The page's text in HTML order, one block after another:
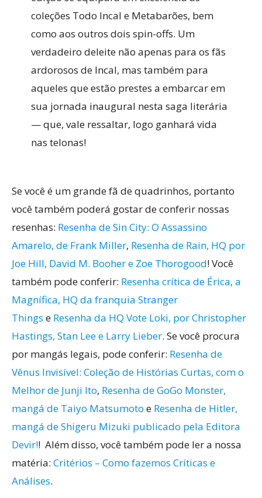
coleções Todo Incal e Metabarões, bem
como aos outros dois spin-offs. Um
verdadeiro deleite não apenas para os fãs
ardorosos de Incal, mas também para
aqueles que estão prestes a embarcar em
sua jornada inaugural nesta saga literária
— que, vale ressaltar, logo ganhará vida
nas telonas!
Se você é um grande fã de quadrinhos, portanto
você também poderá gostar de conferir nossas
resenhas: Resenha de Sin City: O Assassino
Amarelo, de Frank Miller, Resenha de Rain, HQ por
Joe Hill, David M. Booher e Zoe Thorogood! Você
também pode conferir: Resenha crítica de Érica, a
Magnífica, HQ da franquia Stranger
Things e Resenha da HQ Vote Loki, por Christopher
Hastings, Stan Lee e Larry Lieber. Se você procura
por mangás legais, pode conferir: Resenha de
Vênus Invisível: Coleção de Histórias Curtas, com o
Melhor de Junji Ito, Resenha de GoGo Monster,
mangá de Taiyo Matsumoto e Resenha de Hitler,
mangá de Shigeru Mizuki publicado pela Editora
Devir!! Além disso, você também pode ler a nossa
matéria: Critérios – Como fazemos Críticas e
Análises.